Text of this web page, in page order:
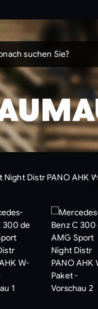
suchen Sie?